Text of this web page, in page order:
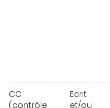
CC
(contrôle
Ecrit
et/ou